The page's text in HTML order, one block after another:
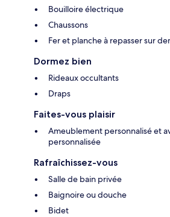
Bouilloire électrique
Chaussons
Fer et planche à repasser sur
Dormez bien
Rideaux occultants
Draps
Faites-vous plaisir
Ameublement personnalisé et
personnalisée
Rafraîchissez-vous
Salle de bain privée
Baignoire ou douche
Bidet